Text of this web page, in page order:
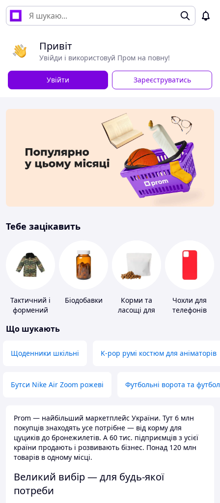
Привіт
Увійди і використовуй Пром на повну!
Увійти Зареєструватись
Тебе зацікавить
Тактичний і
формений
Біодобавки
Корми та
ласощі для
Чохли для
телефонів
Що шукають
Щоденники шкільні K-pop румі костюм для аніматорів
Бутси Nike Air Zoom рожеві Футбольні ворота та
Prom — найбільший маркетплейс України. Тут 6 млн
покупців знаходять усе потрібне — від корму для
цуциків до бронежилетів. А 60 тис. підприємців з усієї
країни продають і розвивають бізнес. Понад 120 млн
товарів в одному місці.
Великий вибір — для будь-якої
потреби